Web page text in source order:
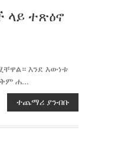
ላይ ተጽዕኖ
እንደ እውነቱ
ሐ...
ተጨማሪ ያንብቡ